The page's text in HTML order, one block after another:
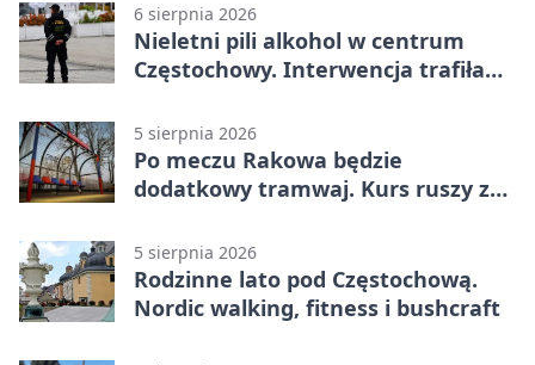
6 sierpnia 2026
Nieletni pili alkohol w centrum
Częstochowy. Interwencja trafiła
5 sierpnia 2026
Po meczu Rakowa będzie
dodatkowy tramwaj. Kurs ruszy ze
5 sierpnia 2026
Rodzinne lato pod Częstochową.
Nordic walking, fitness i bushcraft